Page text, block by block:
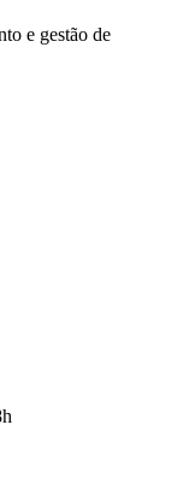
e gestão de